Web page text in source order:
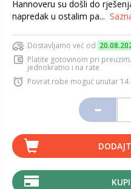
Hannoveru su došli do
napredak u ostalim pa...
Dostavljamo već od
Platite gotovinom pri
jednokratno i na rate
Povrat robe moguć unutar 14